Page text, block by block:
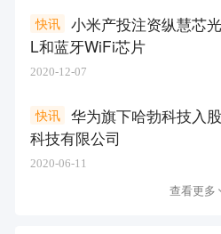
小米产投注资纵慧芯
L和蓝牙WiFi芯片
快讯
2020-12-07
华为旗下哈勃科技入
科技有限公司
快讯
2020-06-11
查看更多